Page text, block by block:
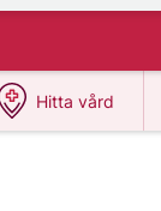
Hitta vård
på 1177.se